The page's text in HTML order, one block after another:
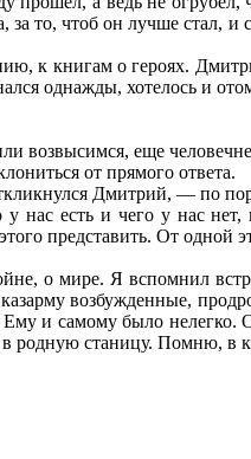
за то, чтоб он лучше стал,
к книгам о героях.
однажды, хотелось и
возвысимся, еще
от прямого ответа.
Дмитрий, — по
нас есть и чего у нас
представить. От одной
о мире. Я вспомнил
возбужденные,
и самому было
родную станицу. Помню, в